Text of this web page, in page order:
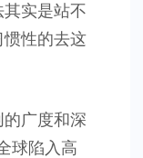
实是站不
性的去这
广度和深
球陷入高